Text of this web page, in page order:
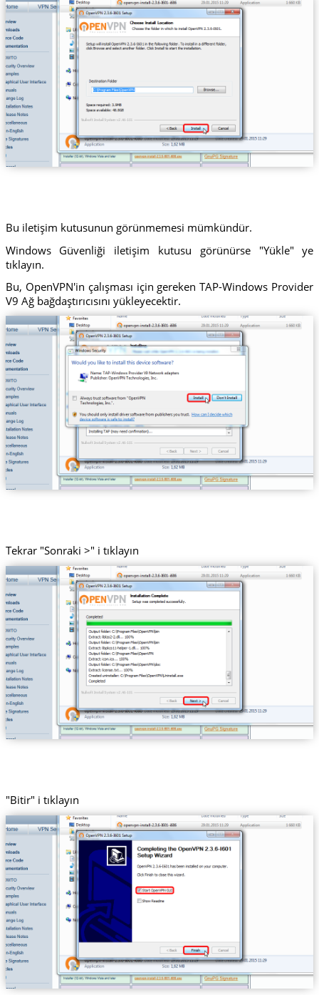
Bu iletişim kutusunun görünmemesi mümkündür.
Windows Güvenliği iletişim kutusu görünürse "Yükle" ye
tıklayın.
Bu, OpenVPN'in çalışması için gereken TAP-Windows Provider
V9 Ağ bağdaştırıcısını yükleyecektir.
Tekrar "Sonraki >" i tıklayın
"Bitir" i tıklayın